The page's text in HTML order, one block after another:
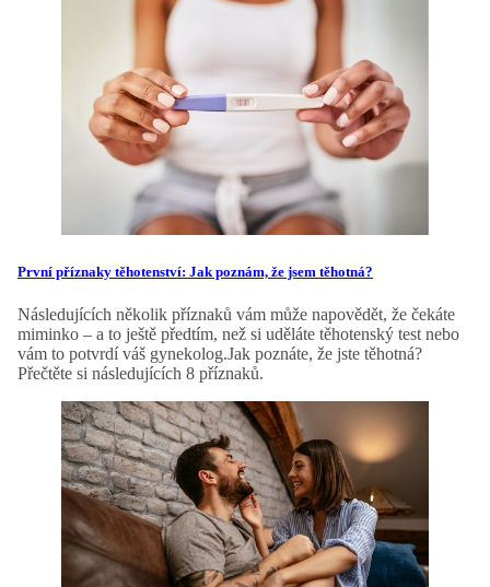
První příznaky těhotenství: Jak poznám, že jsem těhotná?
Následujících několik příznaků vám může napovědět, že čekáte
miminko – a to ještě předtím, než si uděláte těhotenský test nebo
vám to potvrdí váš gynekolog.Jak poznáte, že jste těhotná?
Přečtěte si následujících 8 příznaků.